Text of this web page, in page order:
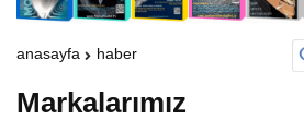
anasayfa haber
Markalarımız